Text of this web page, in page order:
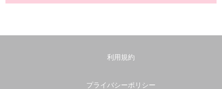
利用規約
プライバシーポリシー